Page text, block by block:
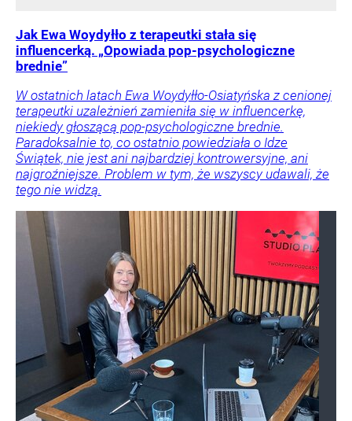
Jak Ewa Woydyłło z terapeutki stała się
influencerką. „Opowiada pop-psychologiczne
brednie”
W ostatnich latach Ewa Woydyłło-Osiatyńska z cenionej
terapeutki uzależnień zamieniła się w influencerkę,
niekiedy głoszącą pop-psychologiczne brednie.
Paradoksalnie to, co ostatnio powiedziała o Idze
Świątek, nie jest ani najbardziej kontrowersyjne, ani
najgroźniejsze. Problem w tym, że wszyscy udawali, że
tego nie widzą.